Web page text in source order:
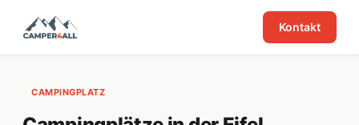
Kontakt
CAMPINGPLATZ